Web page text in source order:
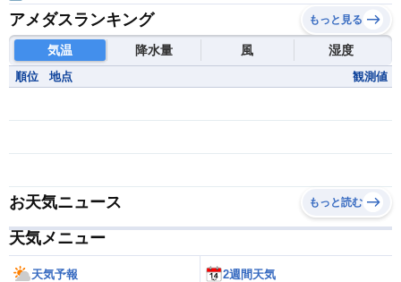
アメダスランキング もっと見る
気温 降水量 風 湿度
順位 地点 観測値
お天気ニュース もっと読む
天気メニュー
天気予報 2週間天気